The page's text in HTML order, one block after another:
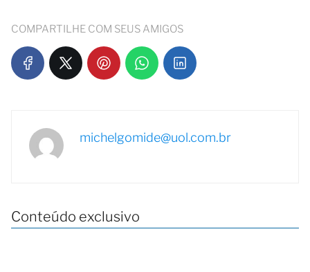
COMPARTILHE COM SEUS AMIGOS
michelgomide@uol.com.br
Conteúdo exclusivo